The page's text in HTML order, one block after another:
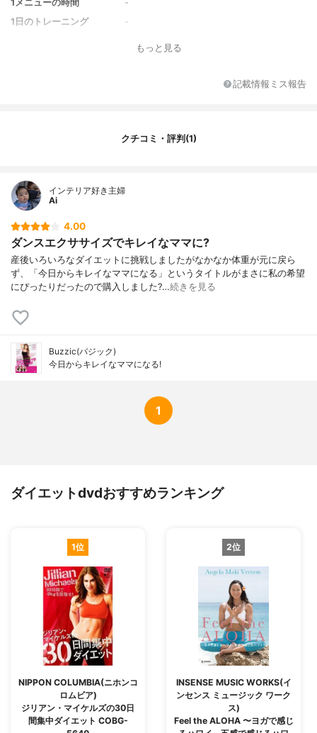
1メニューの時間
-
1日のトレーニング
もっと見る
記載情報ミス報告
クチコミ・評判(1)
インテリア好き主婦
Ai
4.00
ダンスエクササイズでキレイなママに?
産後いろいろなダイエットに挑戦しましたがなかなか体重が元に戻ら
ず、「今日からキレイなママになる」というタイトルがまさに私の希望
にぴったりだったので購入しました?…続きを見る
Buzzic(バジック)
今日からキレイなママになる!
1
ダイエットdvdおすすめランキング
1位
NIPPON COLUMBIA(ニホンコ
ロムビア)
ジリアン・マイケルズの30日
間集中ダイエット COBG-
2位
INSENSE MUSIC WORKS(イ
ンセンス ミュージック ワーク
ス)
Feel the ALOHA 〜ヨガで感じ